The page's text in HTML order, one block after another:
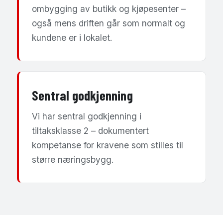
ombygging av butikk og kjøpesenter –
også mens driften går som normalt og
kundene er i lokalet.
Sentral godkjenning
Vi har sentral godkjenning i
tiltaksklasse 2 – dokumentert
kompetanse for kravene som stilles til
større næringsbygg.